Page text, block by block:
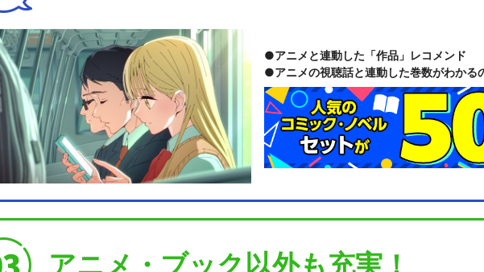
アニメと連動した「作品」レコメンド
アニメの視聴話と連動した巻数がわかる
アニメ・ブック以外も充実！